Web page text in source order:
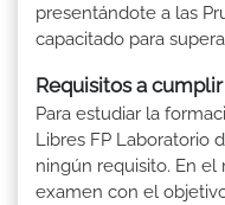
presentándote a las
capacitado para
Requisitos a cumplir
Para estudiar la
Libres FP Laboratorio
ningún requisito. En
examen con el